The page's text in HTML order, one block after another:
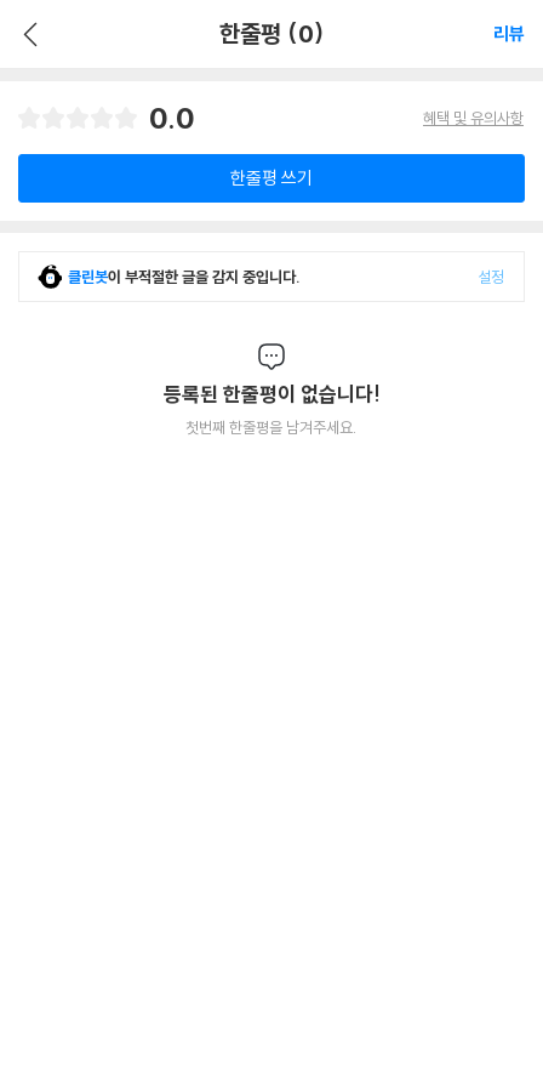
한줄평 (0) 리뷰
0.0 혜택 및 유의사항
한줄평 쓰기
클린봇이 부적절한 글을 감지 중입니다. 설정
등록된 한줄평이 없습니다!
첫번째 한줄평을 남겨주세요.